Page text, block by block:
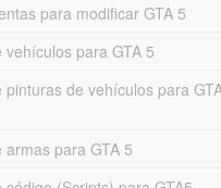
para modificar GTA 5
vehículos para GTA 5
pinturas de vehículos para
armas para GTA 5